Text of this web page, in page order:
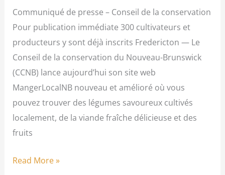
Communiqué de presse – Conseil de la conservation
Pour publication immédiate 300 cultivateurs et
producteurs y sont déjà inscrits Fredericton — Le
Conseil de la conservation du Nouveau-Brunswick
(CCNB) lance aujourd’hui son site web
MangerLocalNB nouveau et amélioré où vous
pouvez trouver des légumes savoureux cultivés
localement, de la viande fraîche délicieuse et des
fruits
web
modernisé
MangerLocalNB
Read More »